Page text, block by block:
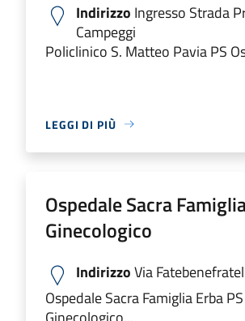
Indirizzo Ingresso Strada
Campeggi
Policlinico S. Matteo Pavia PS
LEGGI DI PIÙ
Ospedale Sacra
Ginecologico
IndirizzoVia
Ospedale Sacra Famiglia Erba PS